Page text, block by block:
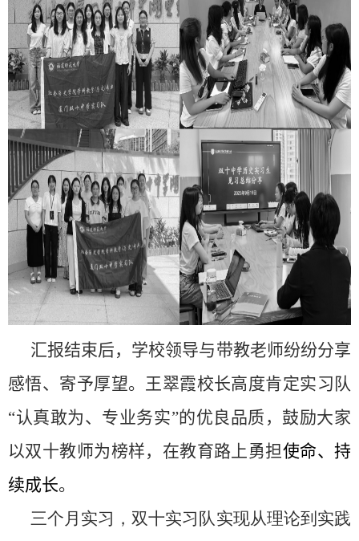
汇报结束后，学校领导与带教老师纷纷分享
感悟、寄予厚望。王翠霞校长高度肯定实习队
“认真敢为、专业务实”的优良品质，鼓励大家
以双十教师为榜样，在教育路上勇担使命、持
续成长。
三个月实习，双十实习队 实现从理论到实践